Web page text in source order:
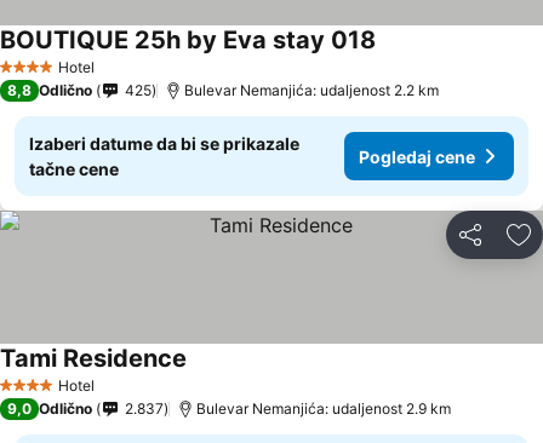
4 ZvezdiceHotel
BOUTIQUE 25h by Eva stay 018
8,8 Odlično 425 Bulevar Nemanjića: udaljenost 2.2 km
Izaberi datume da bi se prikazale
tačne cene
Pogledaj cene
Deli
4 ZvezdiceHotel
Tami Residence
9,0 Odlično 2.837 Bulevar Nemanjića: udaljenost 2.9 km